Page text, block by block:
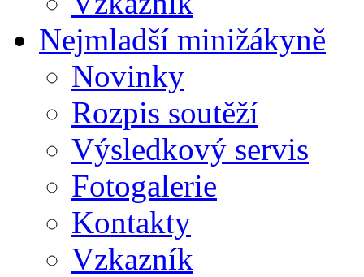
Nejmladší minižákyně
Novinky
Rozpis soutěží
Výsledkový servis
Fotogalerie
Kontakty
Vzkazník